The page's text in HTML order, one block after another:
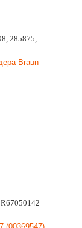
285875,